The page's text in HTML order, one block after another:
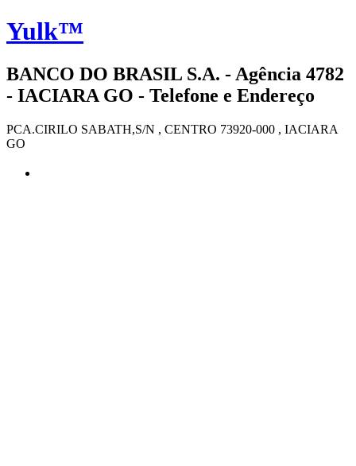
Yulk™
BANCO DO BRASIL S.A. - Agência 4782
- IACIARA GO - Telefone e Endereço
PCA.CIRILO SABATH,S/N , CENTRO 73920-000 , IACIARA
GO